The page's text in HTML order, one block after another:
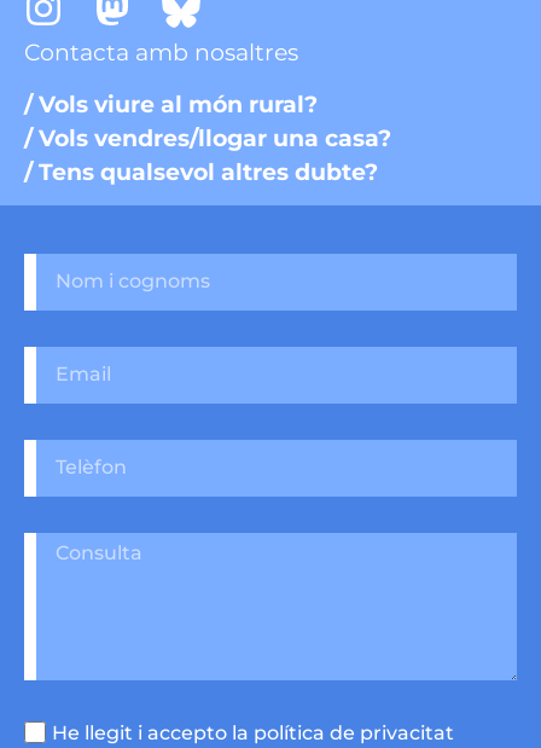
Contacta amb nosaltres
/ Vols viure al món rural?
/ Vols vendres/llogar una casa?
/ Tens qualsevol altres dubte?
He llegit i accepto la política de privacitat